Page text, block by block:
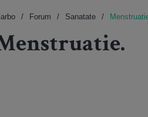
Forum Sanatate